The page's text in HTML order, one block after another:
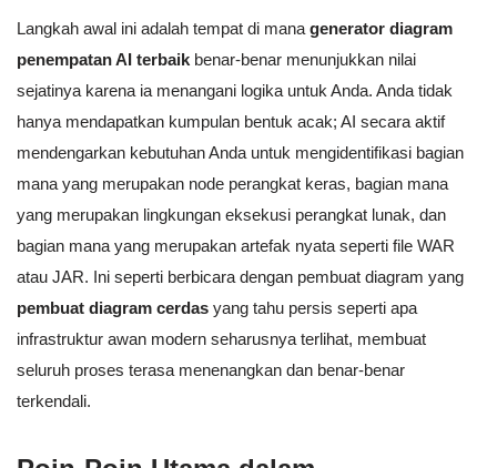
Langkah awal ini adalah tempat di mana generator diagram
penempatan AI terbaik benar-benar menunjukkan nilai
sejatinya karena ia menangani logika untuk Anda. Anda tidak
hanya mendapatkan kumpulan bentuk acak; AI secara aktif
mendengarkan kebutuhan Anda untuk mengidentifikasi bagian
mana yang merupakan node perangkat keras, bagian mana
yang merupakan lingkungan eksekusi perangkat lunak, dan
bagian mana yang merupakan artefak nyata seperti file WAR
atau JAR. Ini seperti berbicara dengan pembuat diagram yang
pembuat diagram cerdas yang tahu persis seperti apa
infrastruktur awan modern seharusnya terlihat, membuat
seluruh proses terasa menenangkan dan benar-benar
terkendali.